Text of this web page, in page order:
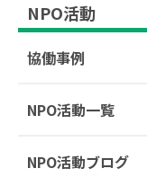
NPO活動
協働事例
NPO活動一覧
NPO活動ブログ